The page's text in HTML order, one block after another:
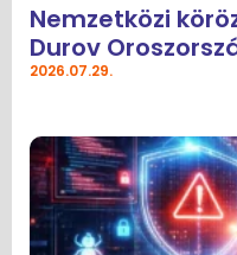
Nemzetközi
Durov
2026.07.29.